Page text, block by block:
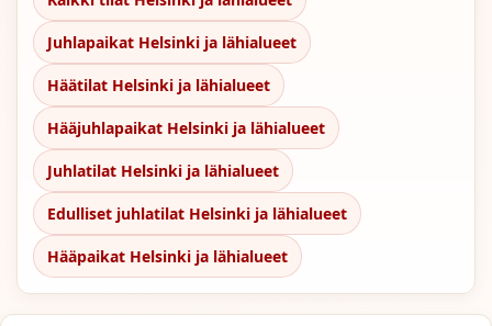
Juhlapaikat Helsinki ja lähialueet
Häätilat Helsinki ja lähialueet
Hääjuhlapaikat Helsinki ja lähialueet
Juhlatilat Helsinki ja lähialueet
Edulliset juhlatilat Helsinki ja lähialueet
Hääpaikat Helsinki ja lähialueet